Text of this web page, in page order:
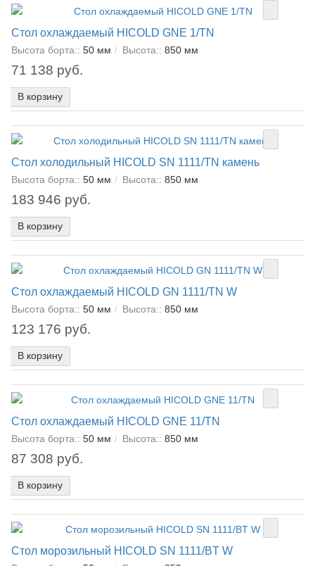
Стол охлаждаемый HICOLD GNE 1/TN
Высота борта:: 50 мм Высота:: 850 мм
71 138 руб.
В корзину
Стол холодильный HICOLD SN 1111/TN камень
Высота борта:: 50 мм Высота:: 850 мм
183 946 руб.
В корзину
Стол охлаждаемый HICOLD GN 1111/TN W
Высота борта:: 50 мм Высота:: 850 мм
123 176 руб.
В корзину
Стол охлаждаемый HICOLD GNE 11/TN
Высота борта:: 50 мм Высота:: 850 мм
87 308 руб.
В корзину
Стол морозильный HICOLD SN 1111/BT W